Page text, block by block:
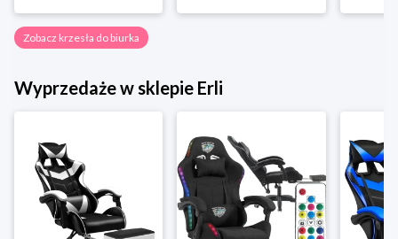
Zobacz krzesła do biurka
Wyprzedaże w sklepie Erli